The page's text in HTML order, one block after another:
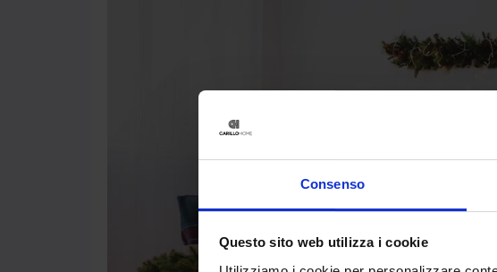
Consenso
Questo sito web utilizza i cookie